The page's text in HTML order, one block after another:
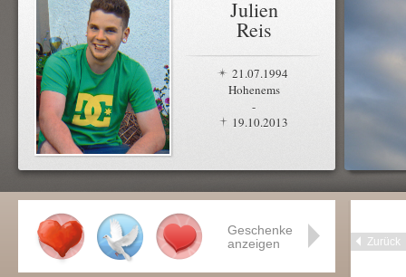
Julien
Reis
21.07.1994
Hohenems
-
19.10.2013
Zurück
Geschenke
anzeigen